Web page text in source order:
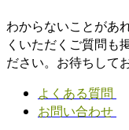
わからないことがあ
くいただくご質問も
ださい。お待ちして
よくある質問
お問い合わせ